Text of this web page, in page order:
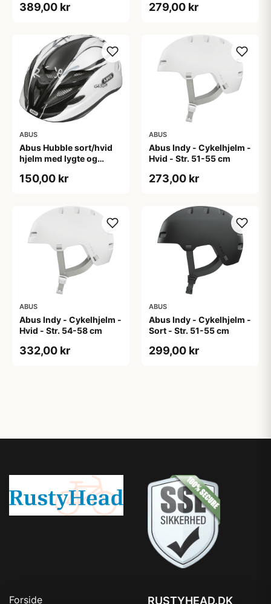
389,00 kr
cm)
279,00 kr
ABUS
Abus Hubble sort/hvid
hjelm med lygte og
(Hjelmstørrelse: 46-52
150,00 kr
ABUS
Abus Indy - Cykelhjelm -
Hvid - Str. 51-55 cm
273,00 kr
ABUS
Abus Indy - Cykelhjelm -
Hvid - Str. 54-58 cm
332,00 kr
ABUS
Abus Indy - Cykelhjelm -
Sort - Str. 51-55 cm
299,00 kr
Forside RUSTYHEAD.DK